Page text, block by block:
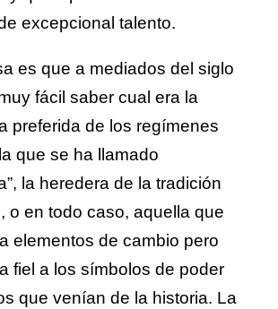
excepcional talento.
es que a mediados del siglo
fácil saber cual era la
preferida de los regímenes
que se ha llamado
la heredera de la tradición
o en todo caso, aquella que
elementos de cambio pero
fiel a los símbolos de poder
que venían de la historia. La